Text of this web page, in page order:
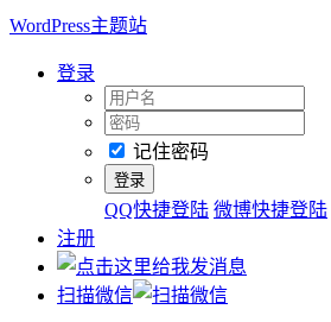
WordPress主题站
登录
记住密码
QQ快捷登陆 微博快捷登陆
注册
扫描微信